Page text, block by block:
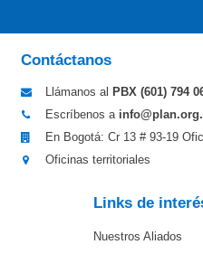
Contáctanos
Llámanos al PBX (601) 794
Escríbenos a
En Bogotá: Cr 13 # 93-19
Oficinas territoriales
Links de
Nuestros Aliados